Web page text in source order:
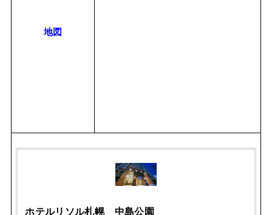
地図
ホテルリソル札幌 中島公園